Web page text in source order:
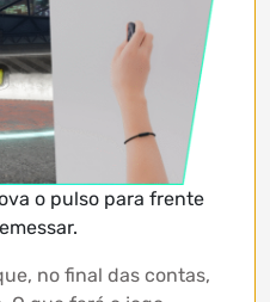
o pulso para frente
no final das contas,